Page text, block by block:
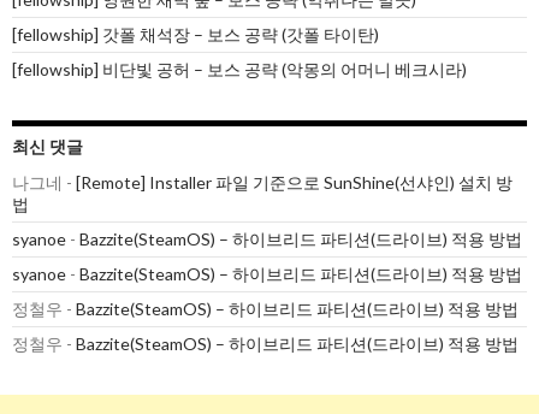
[fellowship] 갓폴 채석장 – 보스 공략 (갓폴 타이탄)
[fellowship] 비단빛 공허 – 보스 공략 (악몽의 어머니 베크시라)
최신 댓글
나그네 - [Remote] Installer 파일 기준으로 SunShine(선샤인) 설치 방
법
syanoe - Bazzite(SteamOS) – 하이브리드 파티션(드라이브) 적용 방법
syanoe - Bazzite(SteamOS) – 하이브리드 파티션(드라이브) 적용 방법
정철우 - Bazzite(SteamOS) – 하이브리드 파티션(드라이브) 적용 방법
정철우 - Bazzite(SteamOS) – 하이브리드 파티션(드라이브) 적용 방법